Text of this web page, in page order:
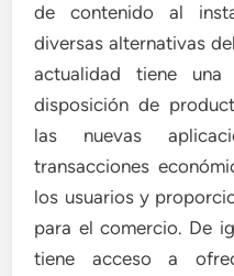
de contenido al
diversas alternativas
actualidad tiene
disposición de
las nuevas
transacciones
los usuarios y
para el comercio. De
tiene acceso a